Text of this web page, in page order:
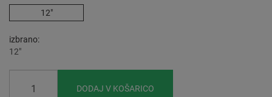
12"
izbrano
12"
DODAJ V KOŠARICO